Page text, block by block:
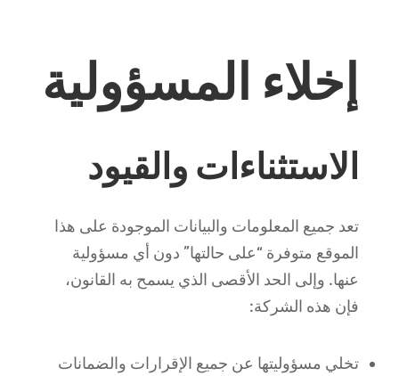
إخلاء المسؤولية
الاستثناءات والقيود
تعد جميع المعلومات والبيانات الموجودة على هذا
الموقع متوفرة “على حالتها” دون أي مسؤولية
عنها. وإلى الحد الأقصى الذي يسمح به القانون،
فإن هذه الشركة:
تخلي مسؤوليتها عن جميع الإقرارات والضمانات